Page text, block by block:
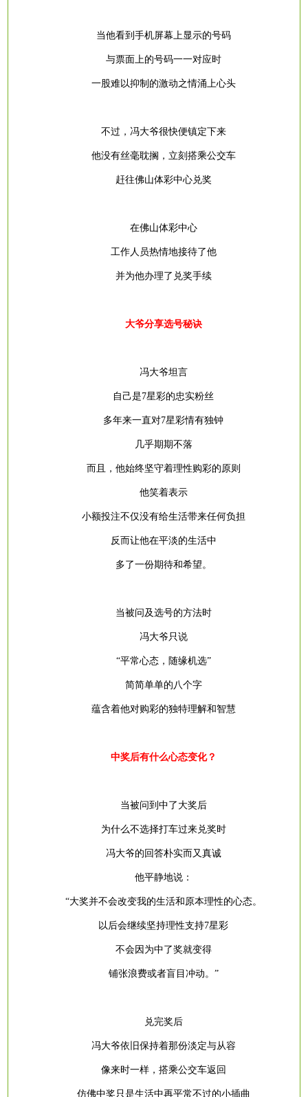
当他看到手机屏幕上显示的号码
与票面上的号码一一对应时
一股难以抑制的激动之情涌上心头
不过，冯大爷很快便镇定下来
他没有丝毫耽搁，立刻搭乘公交车
赶往佛山体彩中心兑奖
在佛山体彩中心
工作人员热情地接待了他
并为他办理了兑奖手续
大爷分享选号秘诀
冯大爷坦言
自己是7星彩的忠实粉丝
多年来一直对7星彩情有独钟
几乎期期不落
而且，他始终坚守着理性购彩的原则
他笑着表示
小额投注不仅没有给生活带来任何负担
反而让他在平淡的生活中
多了一份期待和希望。
当被问及选号的方法时
冯大爷只说
“平常心态，随缘机选”
简简单单的八个字
蕴含着他对购彩的独特理解和智慧
中奖后有什么心态变化？
当被问到中了大奖后
为什么不选择打车过来兑奖时
冯大爷的回答朴实而又真诚
他平静地说：
“大奖并不会改变我的生活和原本理性的心态。
以后会继续坚持理性支持7星彩
不会因为中了奖就变得
铺张浪费或者盲目冲动。 ”
兑完奖后
冯大爷依旧保持着那份淡定与从容
像来时一样，搭乘公交车返回
仿佛中奖只是生活中再平常不过的小插曲